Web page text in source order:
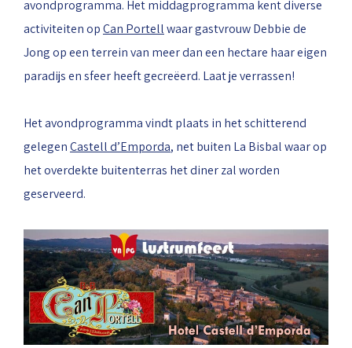
avondprogramma. Het middagprogramma kent diverse
activiteiten opCan Portellwaar gastvrouw Debbie de
Jong op een terrein van meer dan een hectare haar eigen
paradijs en sfeer heeft gecreëerd. Laat je verrassen!
Het avondprogramma vindt plaats in het schitterend
gelegenCastell d’Emporda, net buiten La Bisbal waar op
het overdekte buitenterras het diner zal worden
geserveerd.